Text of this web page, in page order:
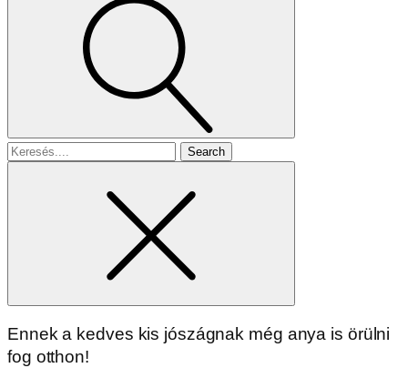
Search
Ennek a kedves kis jószágnak még anya is örülni
fog otthon!